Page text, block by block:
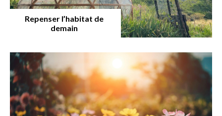
Repenser l’habitat de
demain